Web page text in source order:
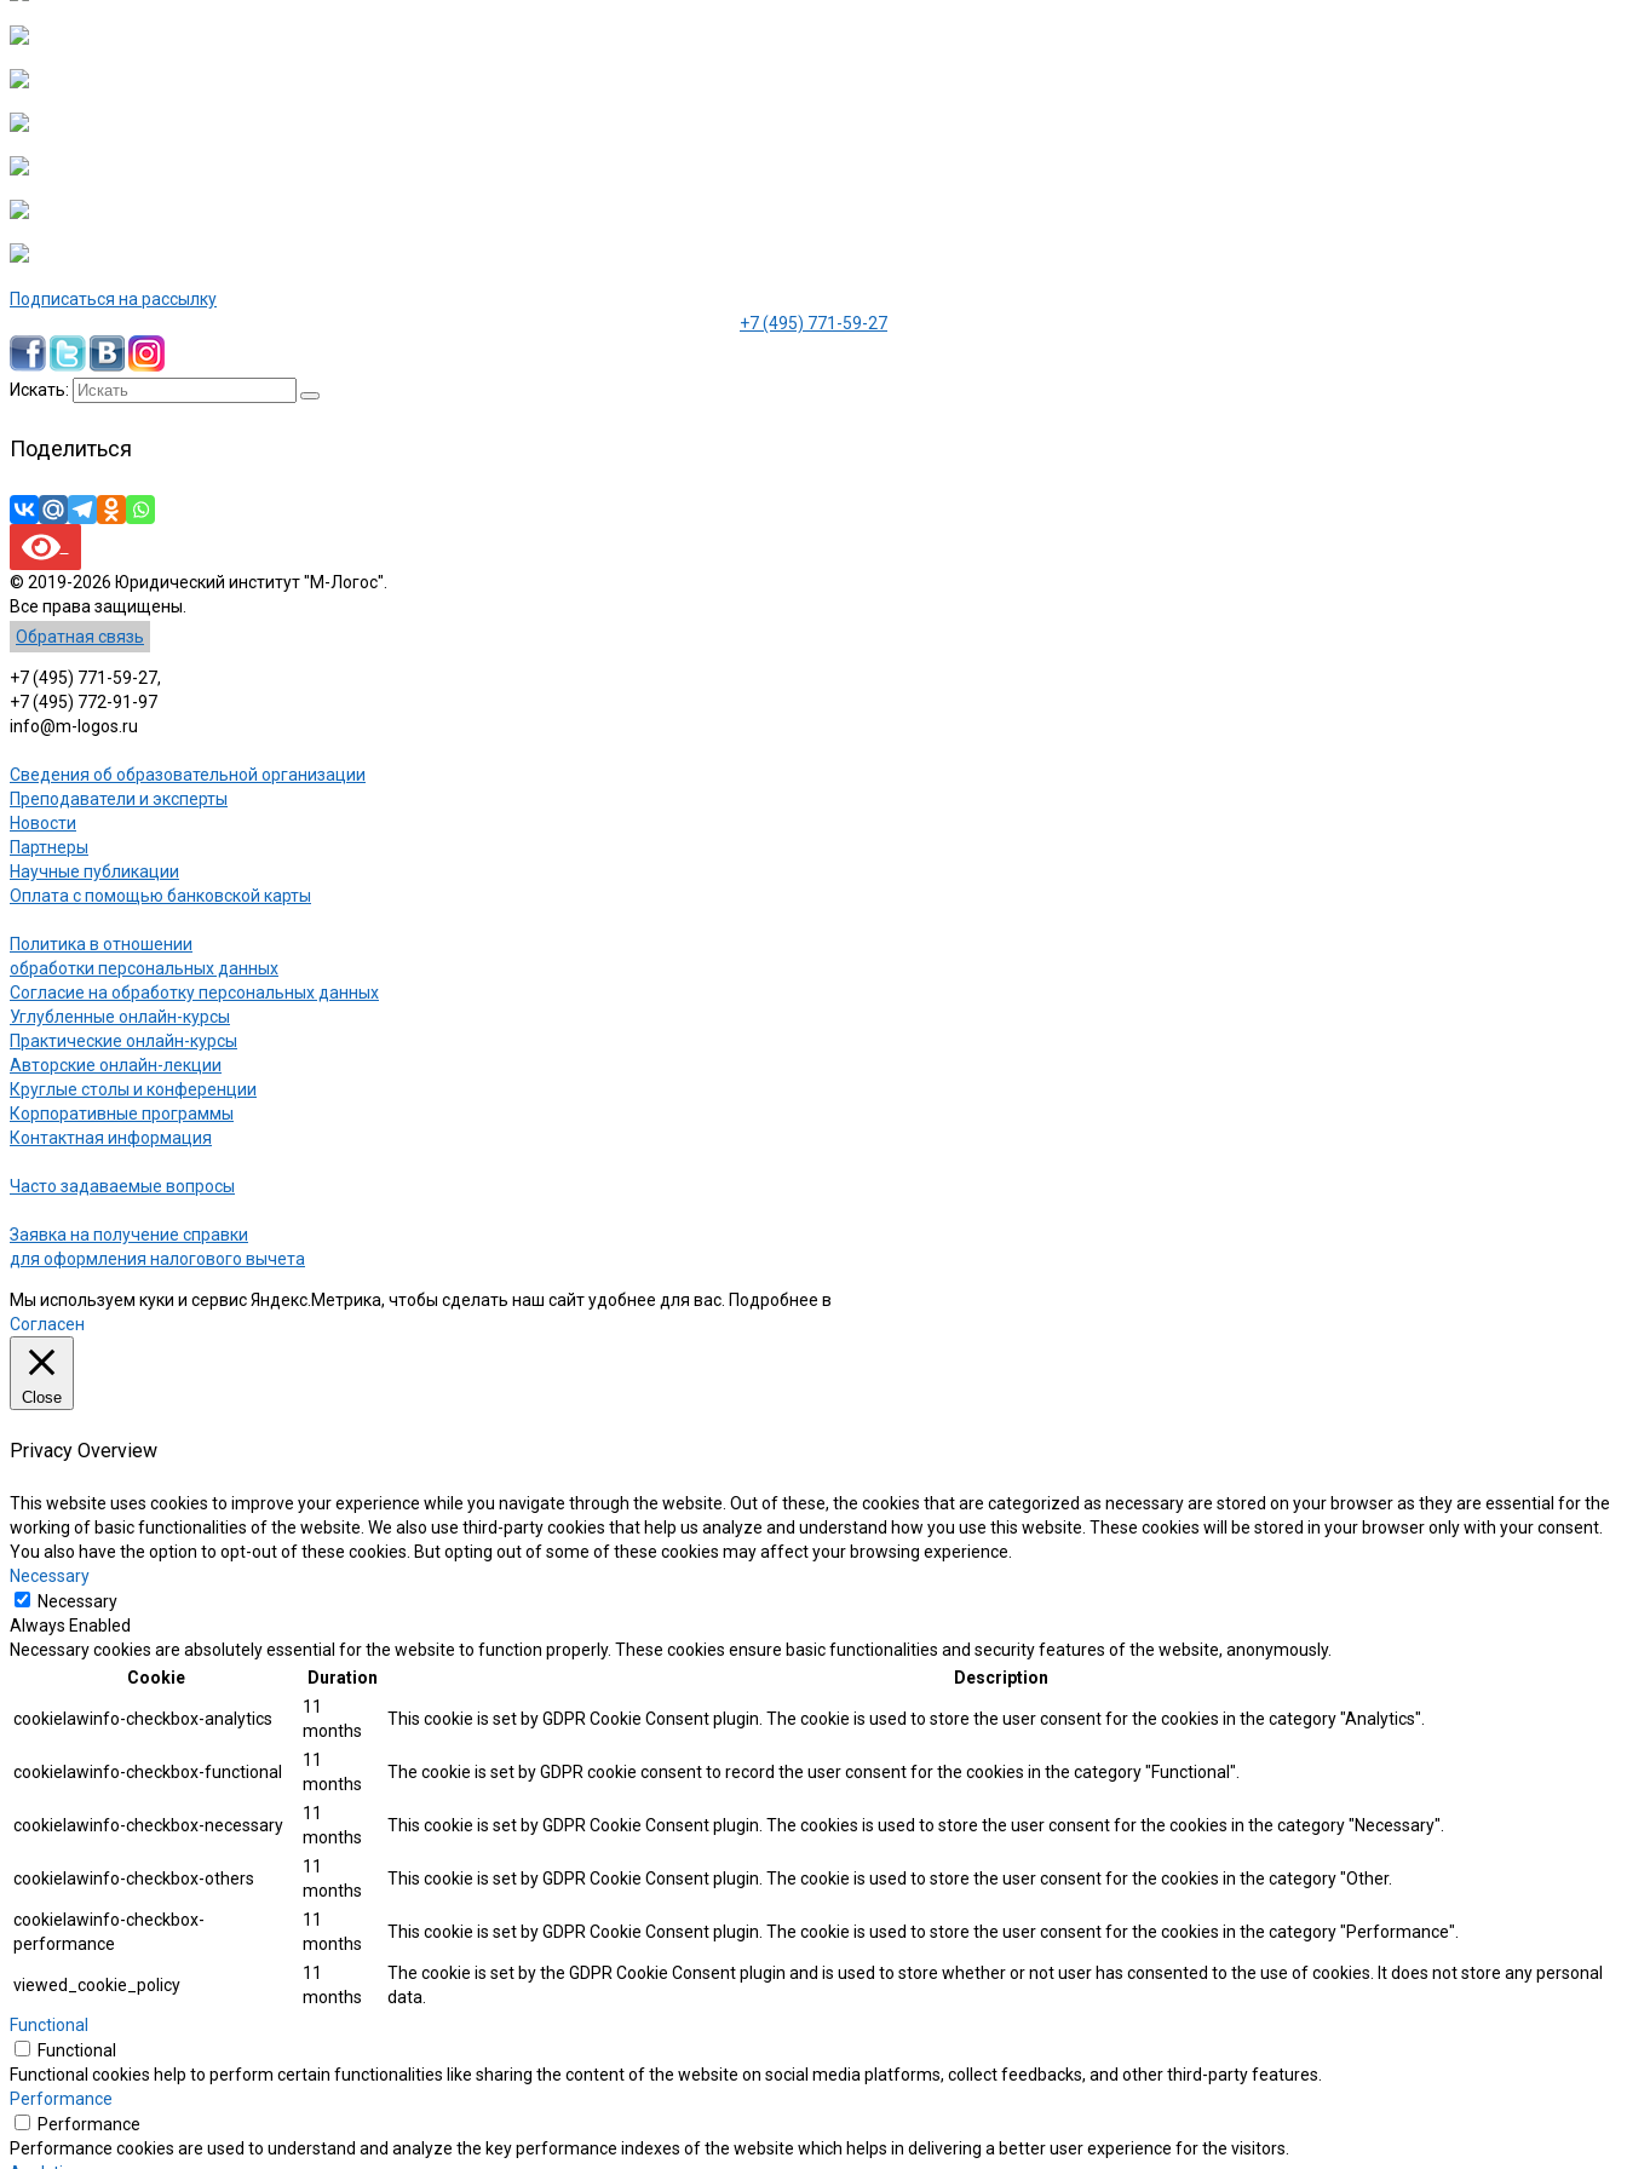
Подписаться на рассылку
+7 (495) 771-59-27
Искать:
Поделиться
© 2019-2026 Юридический институт "М-Логос".
Все права защищены.
Обратная связь
+7 (495) 771-59-27,
+7 (495) 772-91-97
info@m-logos.ru
Сведения об образовательной организации
Преподаватели и эксперты
Новости
Партнеры
Научные публикации
Оплата с помощью банковской карты
Политика в отношении
обработки персональных данных
Согласие на обработку персональных данных
Углубленные онлайн-курсы
Практические онлайн-курсы
Авторские онлайн-лекции
Круглые столы и конференции
Корпоративные программы
Контактная информация
Часто задаваемые вопросы
Заявка на получение справки
для оформления налогового вычета
Мы используем куки и сервис Яндекс.Метрика, чтобы сделать наш сайт удобнее для вас. Подробнее в
Согласен
Close
Privacy Overview
This website uses cookies to improve your experience while you navigate through the website. Out of these, the cookies that are categorized as necessary are stored on your browser as they are essential for the
working of basic functionalities of the website. We also use third-party cookies that help us analyze and understand how you use this website. These cookies will be stored in your browser only with your consent.
You also have the option to opt-out of these cookies. But opting out of some of these cookies may affect your browsing experience.
Necessary
Necessary
Always Enabled
Necessary cookies are absolutely essential for the website to function properly. These cookies ensure basic functionalities and security features of the website, anonymously.
Cookie
Duration Description
cookielawinfo-checkbox-analytics
11
months
This cookie is set by GDPR Cookie Consent plugin. The cookie is used to store the user consent for the cookies in the category "Analytics".
cookielawinfo-checkbox-functional
11
months
The cookie is set by GDPR cookie consent to record the user consent for the cookies in the category "Functional".
cookielawinfo-checkbox-necessary
11
months
This cookie is set by GDPR Cookie Consent plugin. The cookies is used to store the user consent for the cookies in the category "Necessary".
cookielawinfo-checkbox-others
11
months
This cookie is set by GDPR Cookie Consent plugin. The cookie is used to store the user consent for the cookies in the category "Other.
cookielawinfo-checkbox-
performance
11
months
This cookie is set by GDPR Cookie Consent plugin. The cookie is used to store the user consent for the cookies in the category "Performance".
viewed_cookie_policy
11
months
The cookie is set by the GDPR Cookie Consent plugin and is used to store whether or not user has consented to the use of cookies. It does not store any personal
data.
Functional
Functional
Functional cookies help to perform certain functionalities like sharing the content of the website on social media platforms, collect feedbacks, and other third-party features.
Performance
Performance
Performance cookies are used to understand and analyze the key performance indexes of the website which helps in delivering a better user experience for the visitors.